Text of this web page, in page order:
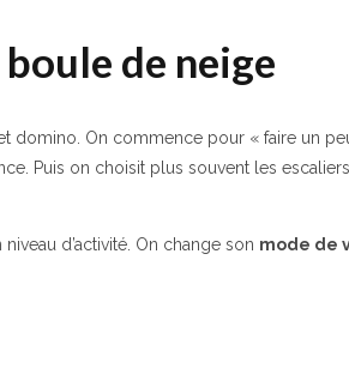
de neige
domino. On commence pour « faire un
Puis on choisit plus souvent les
d’activité. On change son mode de